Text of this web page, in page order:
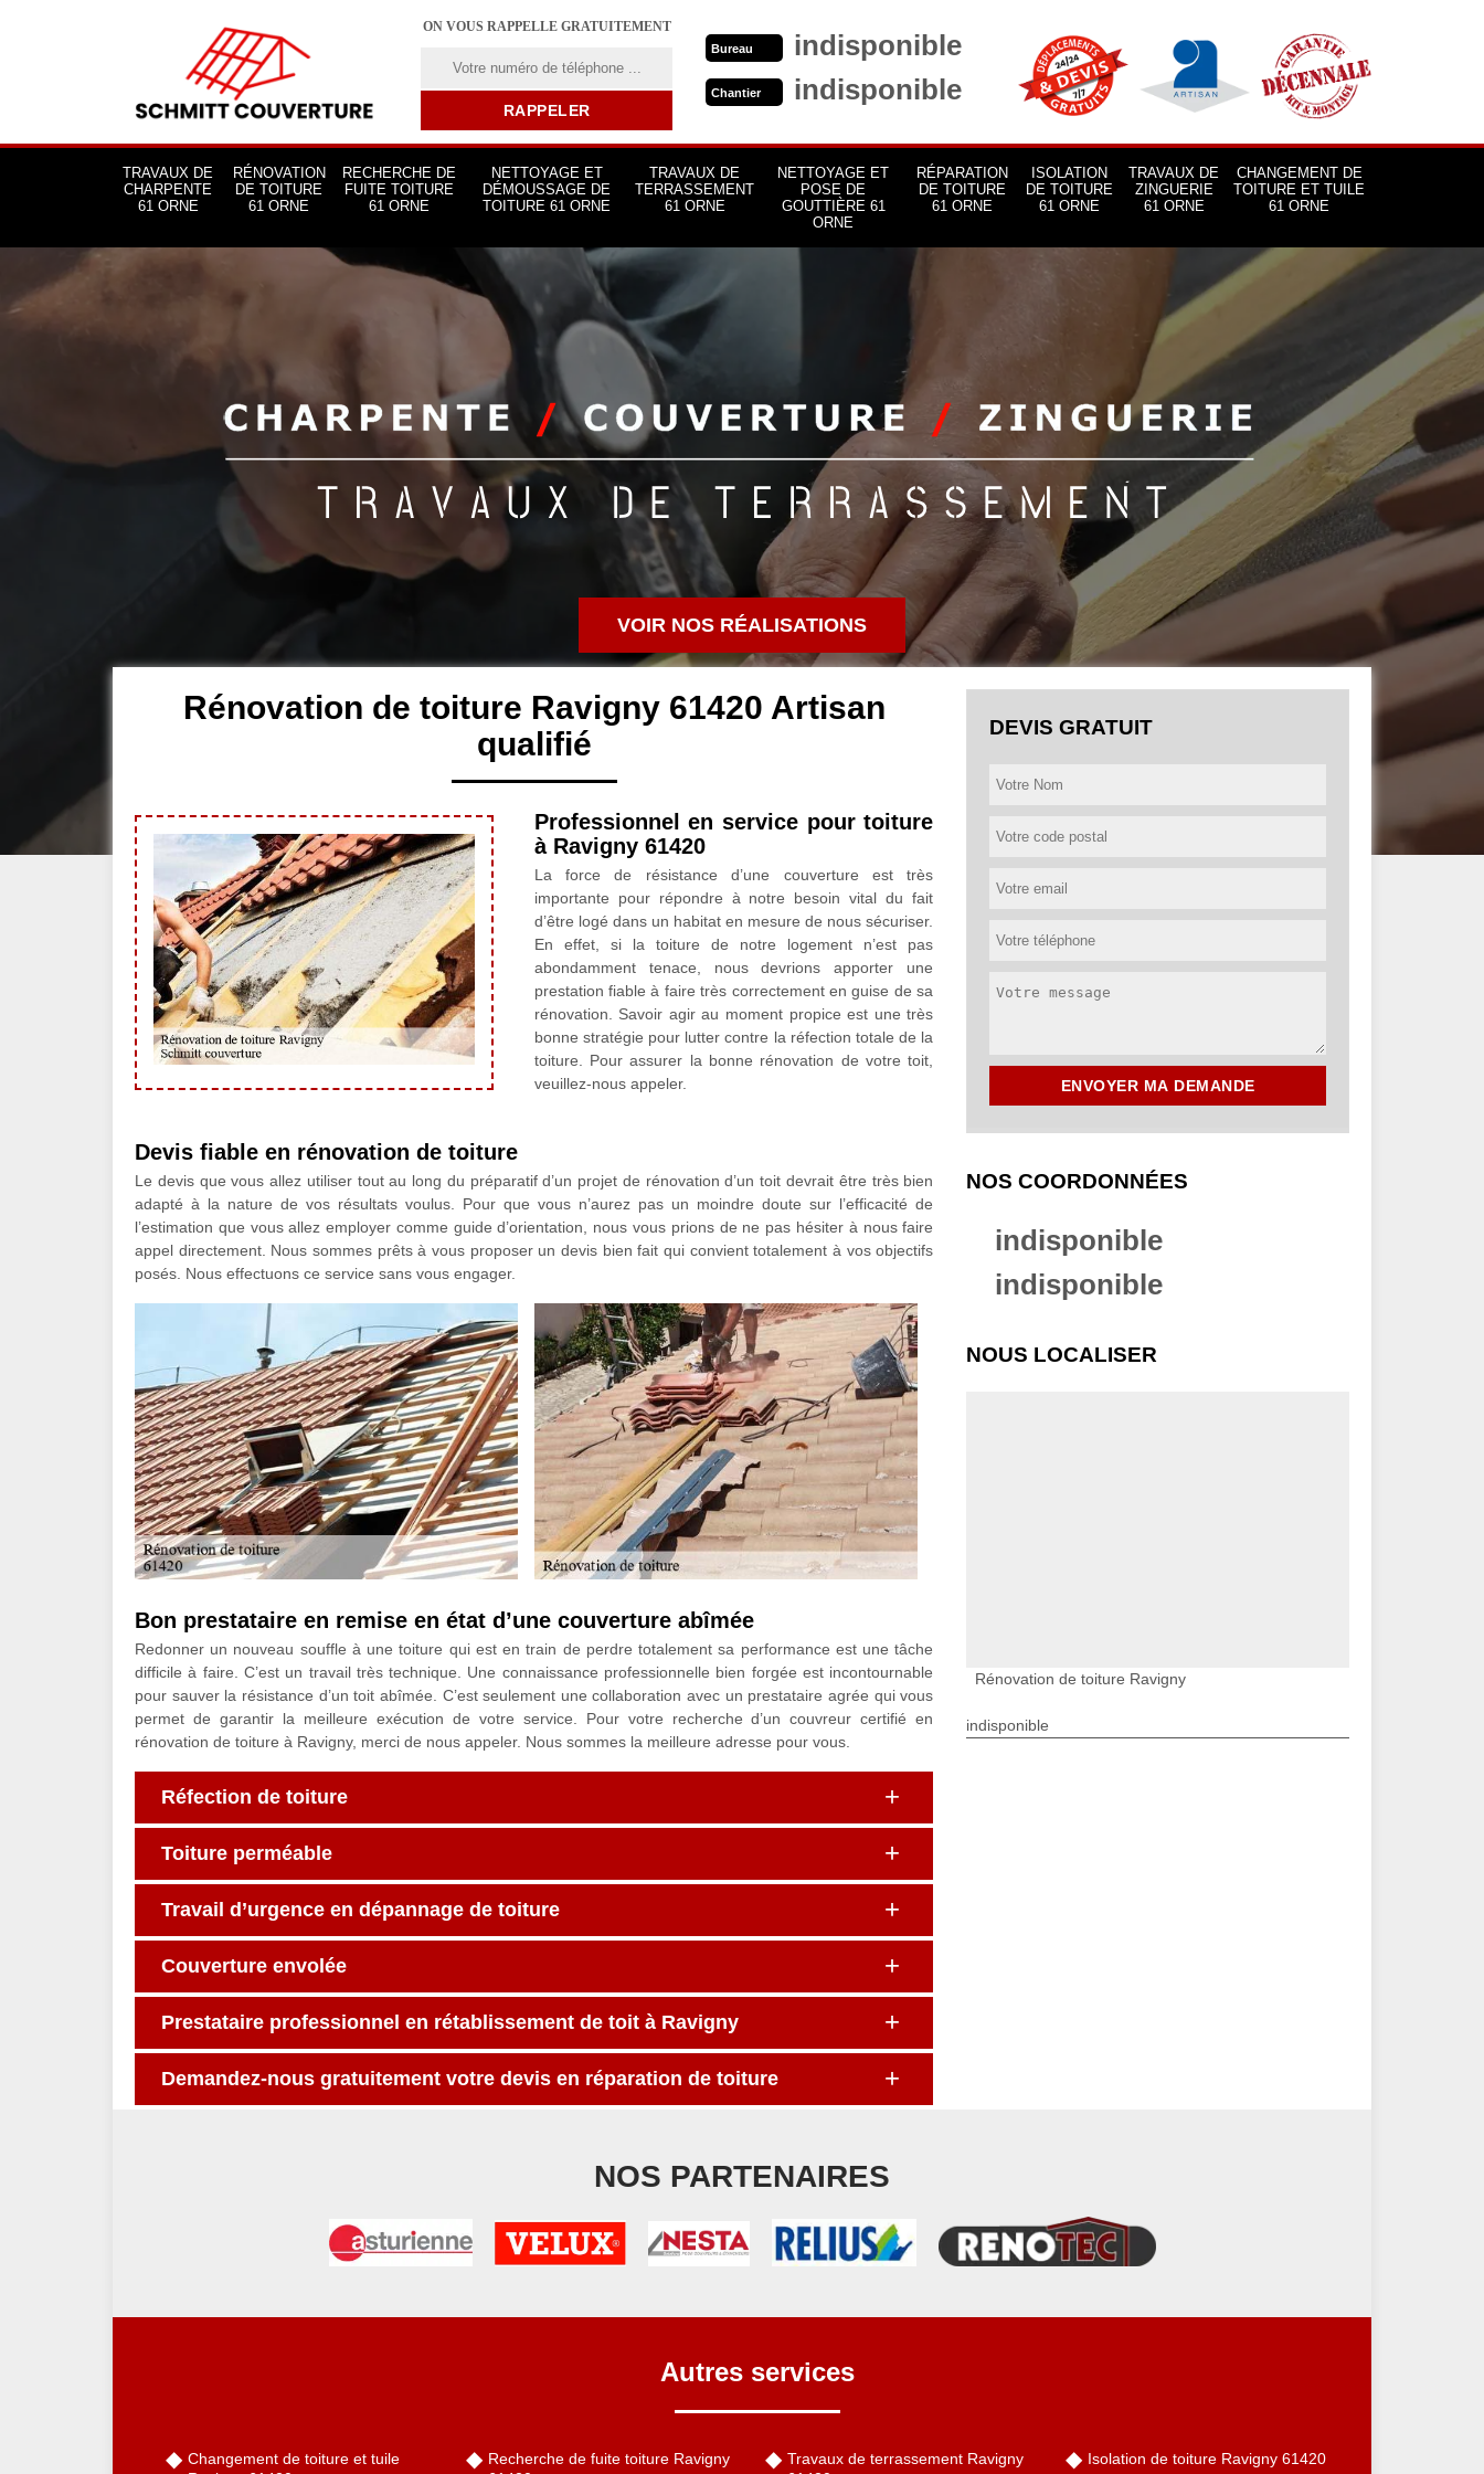
ON VOUS RAPPELLE GRATUITEMENT
Bureau indisponible
Chantier indisponible
TRAVAUX DE
CHARPENTE
61 ORNE
RÉNOVATION
DE TOITURE
61 ORNE
RECHERCHE DE
FUITE TOITURE
61 ORNE
NETTOYAGE ET
DÉMOUSSAGE DE
TOITURE 61 ORNE
TRAVAUX DE
TERRASSEMENT
61 ORNE
NETTOYAGE ET
POSE DE
GOUTTIÈRE 61
ORNE
RÉPARATION
DE TOITURE
61 ORNE
ISOLATION
DE TOITURE
61 ORNE
TRAVAUX DE
ZINGUERIE
61 ORNE
CHANGEMENT DE
TOITURE ET TUILE
61 ORNE
VOIR NOS RÉALISATIONS
Rénovation de toiture Ravigny 61420 Artisan
qualifié
Professionnel en service pour toiture
à Ravigny 61420
La force de résistance d’une couverture est très
importante pour répondre à notre besoin vital du fait
d’être logé dans un habitat en mesure de nous sécuriser.
En effet, si la toiture de notre logement n’est pas
abondamment tenace, nous devrions apporter une
prestation fiable à faire très correctement en guise de sa
rénovation. Savoir agir au moment propice est une très
bonne stratégie pour lutter contre la réfection totale de la
toiture. Pour assurer la bonne rénovation de votre toit,
veuillez-nous appeler.
Devis fiable en rénovation de toiture
Le devis que vous allez utiliser tout au long du préparatif d’un projet de rénovation d’un toit devrait être très bien
adapté à la nature de vos résultats voulus. Pour que vous n’aurez pas un moindre doute sur l’efficacité de
l’estimation que vous allez employer comme guide d’orientation, nous vous prions de ne pas hésiter à nous faire
appel directement. Nous sommes prêts à vous proposer un devis bien fait qui convient totalement à vos objectifs
posés. Nous effectuons ce service sans vous engager.
Bon prestataire en remise en état d’une couverture abîmée
Redonner un nouveau souffle à une toiture qui est en train de perdre totalement sa performance est une tâche
difficile à faire. C’est un travail très technique. Une connaissance professionnelle bien forgée est incontournable
pour sauver la résistance d’un toit abîmée. C’est seulement une collaboration avec un prestataire agrée qui vous
permet de garantir la meilleure exécution de votre service. Pour votre recherche d’un couvreur certifié en
rénovation de toiture à Ravigny, merci de nous appeler. Nous sommes la meilleure adresse pour vous.
Réfection de toiture
Toiture perméable
Travail d’urgence en dépannage de toiture
Couverture envolée
Prestataire professionnel en rétablissement de toit à Ravigny
Demandez-nous gratuitement votre devis en réparation de toiture
DEVIS GRATUIT
NOS COORDONNÉES
indisponible
indisponible
NOUS LOCALISER
Rénovation de toiture Ravigny
indisponible
NOS PARTENAIRES
Autres services
Changement de toiture et tuile
Recherche de fuite toiture Ravigny
Travaux de terrassement Ravigny
Isolation de toiture Ravigny 61420